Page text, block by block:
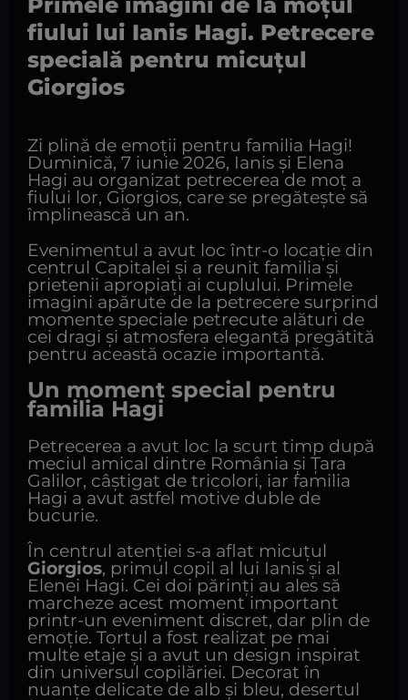
fiului lui Ianis Hagi. Petrecere
specială pentru micuțul
Giorgios
Zi plină de emoții pentru familia Hagi!
Duminică, 7 iunie 2026, Ianis și Elena
Hagi au organizat petrecerea de moț a
fiului lor, Giorgios, care se pregătește să
împlinească un an.
Evenimentul a avut loc într-o locație din
centrul Capitalei și a reunit familia și
prietenii apropiați ai cuplului. Primele
imagini apărute de la petrecere surprind
momente speciale petrecute alături de
cei dragi și atmosfera elegantă pregătită
pentru această ocazie importantă.
Un moment special pentru
familia Hagi
Petrecerea a avut loc la scurt timp după
meciul amical dintre România și Țara
Galilor, câștigat de tricolori, iar familia
Hagi a avut astfel motive duble de
bucurie.
În centrul atenției s-a aflat micuțul
Giorgios, primul copil al lui Ianis și al
Elenei Hagi. Cei doi părinți au ales să
marcheze acest moment important
printr-un eveniment discret, dar plin de
emoție. Tortul a fost realizat pe mai
multe etaje și a avut un design inspirat
din universul copilăriei. Decorat în
nuanțe delicate de alb și bleu, desertul